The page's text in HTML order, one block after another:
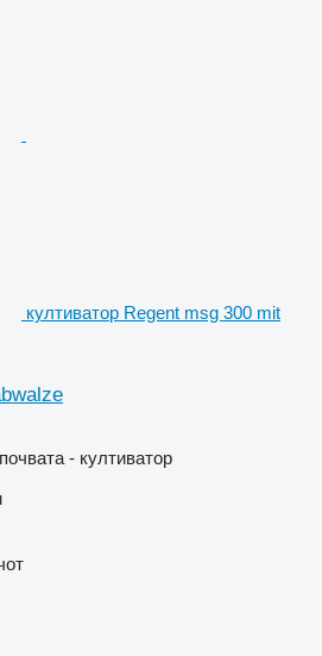
култиватор Regent msg 300 mit
- култиватор